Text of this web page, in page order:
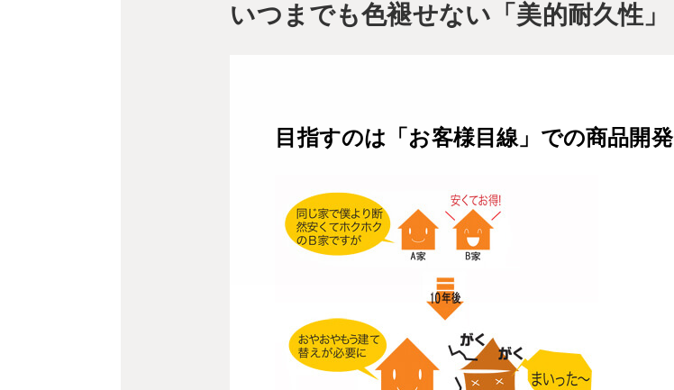
いつまでも色褪せない「美的耐久性」
目指すのは「お客様目線」での商品開発